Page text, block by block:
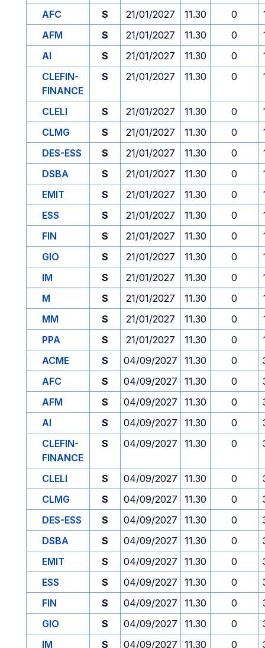
AFC
S 21/01/2027 11.30 0
AFM
S 21/01/2027 11.30 0
AI
S 21/01/2027 11.30 0
CLEFIN-
FINANCE
S 21/01/2027 11.30 0
CLELI S 21/01/2027 11.30 0
CLMG
S 21/01/2027 11.30 0
DES-ESS
S 21/01/2027 11.30 0
DSBA
S 21/01/2027 11.30 0
EMIT
S 21/01/2027 11.30 0
ESS
S 21/01/2027 11.30 0
FIN
S 21/01/2027 11.30 0
GIO
S 21/01/2027 11.30 0
IM
S 21/01/2027 11.30 0
M
S 21/01/2027 11.30 0
MM
S 21/01/2027 11.30 0
PPA
S 21/01/2027 11.30 0
ACME
S 04/09/2027 11.30 0
AFC
S 04/09/2027 11.30 0
AFM
S 04/09/2027 11.30 0
AI
S 04/09/2027 11.30 0
CLEFIN-
FINANCE
S 04/09/2027 11.30 0
CLELI S 04/09/2027 11.30 0
CLMG
S 04/09/2027 11.30 0
DES-ESS
S 04/09/2027 11.30 0
DSBA
S 04/09/2027 11.30 0
EMIT
S 04/09/2027 11.30 0
ESS
S 04/09/2027 11.30 0
FIN
S 04/09/2027 11.30 0
GIO
S 04/09/2027 11.30 0
IM
S 04/09/2027 11.30 0